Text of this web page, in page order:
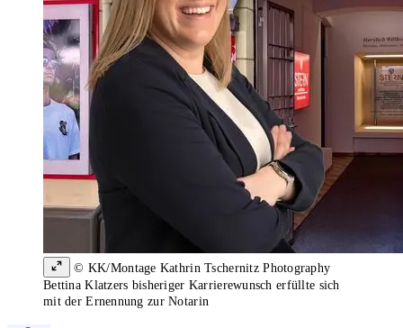
© KK/Montage Kathrin Tschernitz Photography
Bettina Klatzers bisheriger Karrierewunsch erfüllte sich
mit der Ernennung zur Notarin